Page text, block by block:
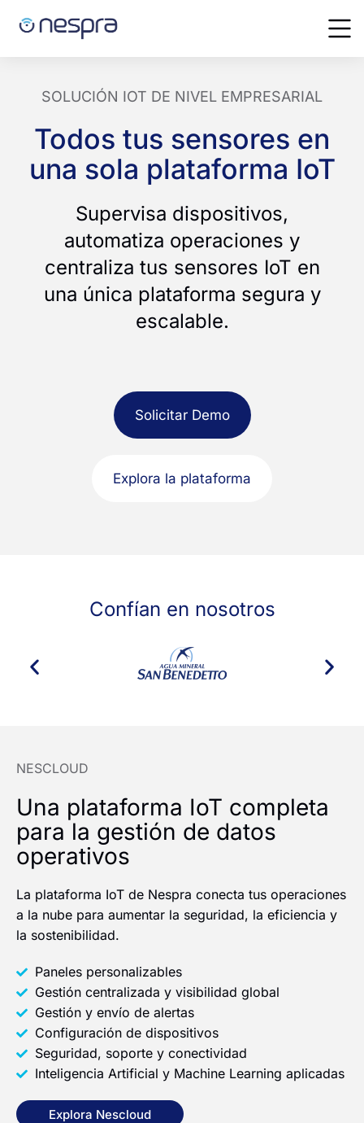
SOLUCIÓN IOT DE NIVEL EMPRESARIAL
Todos tus sensores en
una sola plataforma IoT
Supervisa dispositivos,
automatiza operaciones y
centraliza tus sensores IoT en
una única plataforma segura y
escalable.
Solicitar Demo
Explora la plataforma
Confían en nosotros
NESCLOUD
Una plataforma IoT completa
para la gestión de datos
operativos​
La plataforma IoT de Nespra conecta tus operaciones
a la nube para aumentar la seguridad, la eficiencia y
la sostenibilidad.​
Paneles personalizables
Gestión centralizada y visibilidad global
Gestión y envío de alertas
Configuración de dispositivos
Seguridad, soporte y conectividad
Inteligencia Artificial y Machine Learning aplicadas
Explora Nescloud